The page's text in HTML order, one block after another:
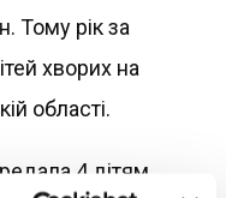
Тому рік за
хворих на
області.
4 дітям